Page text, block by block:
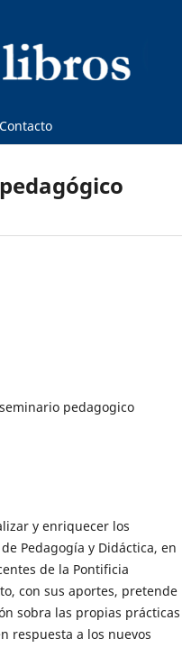
Contacto
pedagogico
y enriquecer los
Pedagogía y Didáctica, en
de la Pontificia
con sus aportes, pretende
sobra las propias prácticas
respuesta a los nuevos